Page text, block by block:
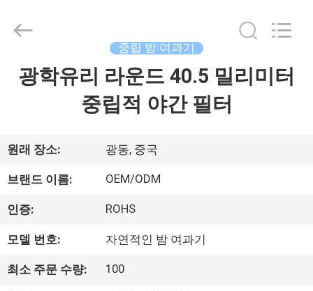
집
품
우
리
2026
중립 밤 여과기
광학유리 라운드 40.5 밀리미터
중립적 야간 필터
원래 장소: 광동, 중국
브랜드 이름: OEM/ODM
인증: ROHS
모델 번호: 자연적인 밤 여과기
최소 주문 수량: 100